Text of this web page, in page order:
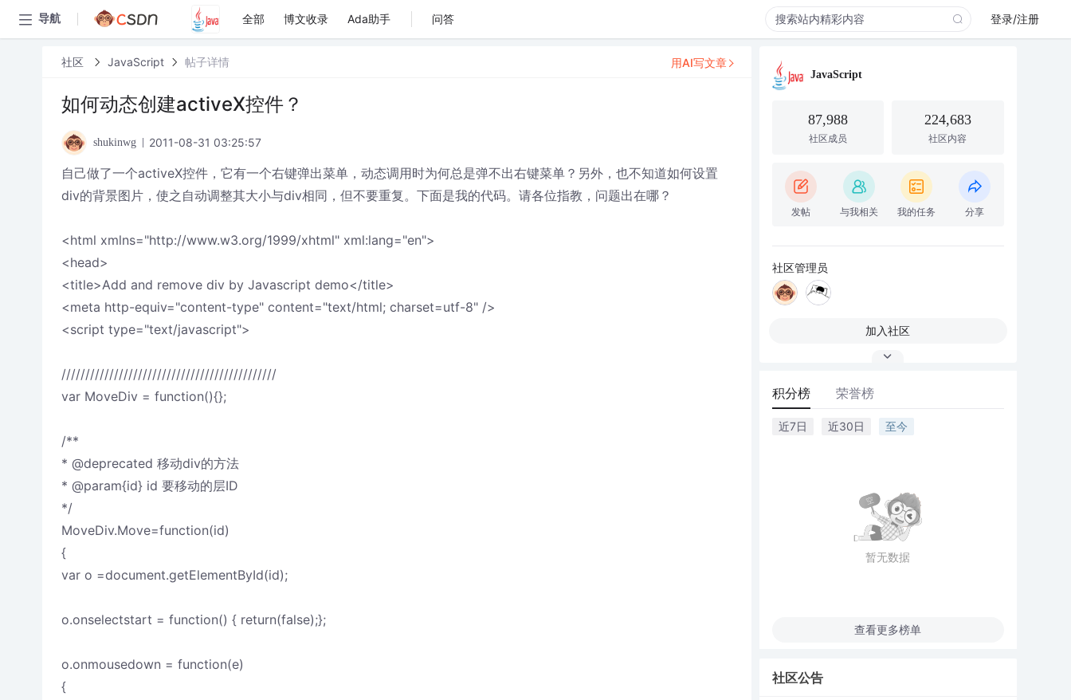
导航 全部 博文收录 Ada助手 问答 登录/注册
社区 JavaScript 帖子详情
如何动态创建activeX控件？
shukinwg 2011-08-31 03:25:57
自己做了一个activeX控件，它有一个右键弹出菜单，动态调用时为何总是弹不出右键菜单？另外，也不知道如何设置
div的背景图片，使之自动调整其大小与div相同，但不要重复。下面是我的代码。请各位指教，问题出在哪？
<html xmlns="http://www.w3.org/1999/xhtml" xml:lang="en">
<head>
<title>Add and remove div by Javascript demo</title>
<meta http-equiv="content-type" content="text/html; charset=utf-8" />
<script type="text/javascript">
/////////////////////////////////////////////
var MoveDiv = function(){};
/**
* @deprecated 移动div的方法
* @param{id} id 要移动的层ID
*/
MoveDiv.Move=function(id)
{
var o =document.getElementById(id);
o.onselectstart = function() { return(false);};
o.onmousedown = function(e)
{
用AI写文章
JavaScript
87,988
社区成员
224,683
社区内容
发帖 与我相关 我的任务 分享
社区管理员
加入社区
积分榜 荣誉榜
近7日 近30日 至今
暂无数据
查看更多榜单
社区公告